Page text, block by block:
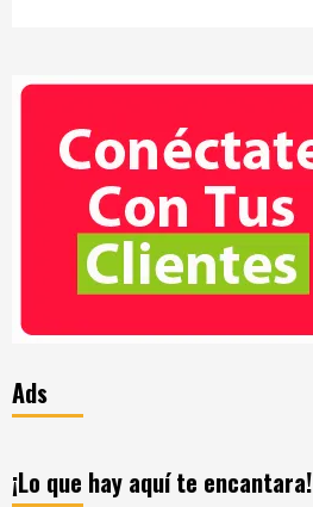
Ads
¡Lo que hay aquí te encantara!